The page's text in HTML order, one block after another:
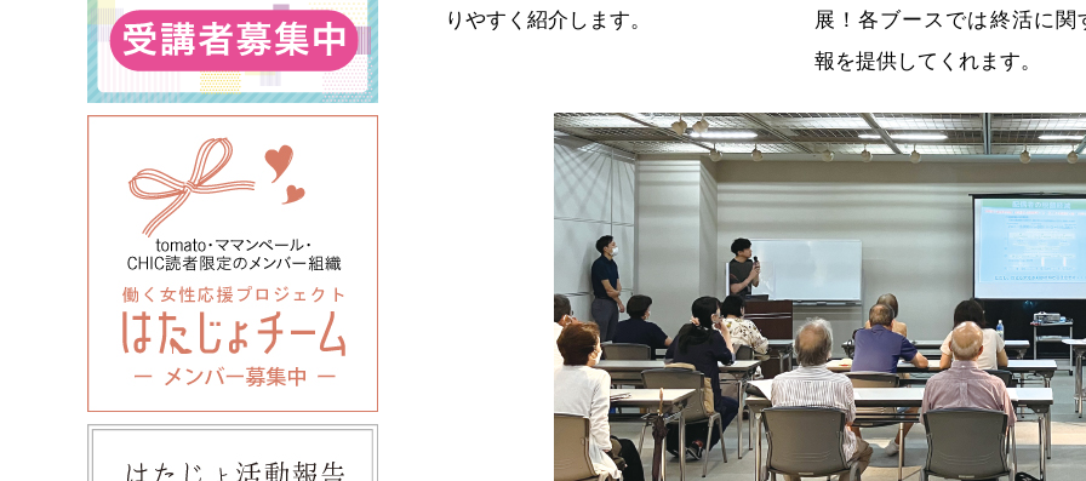
りやすく紹介します。
展！各ブースでは終活に関
報を提供してくれます。